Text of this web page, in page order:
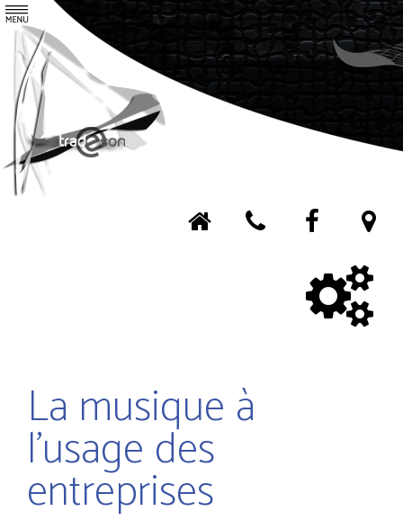
Tradeson
Agence
Contact
Nos services
Nos réalisations
La musique à
l'usage des
entreprises